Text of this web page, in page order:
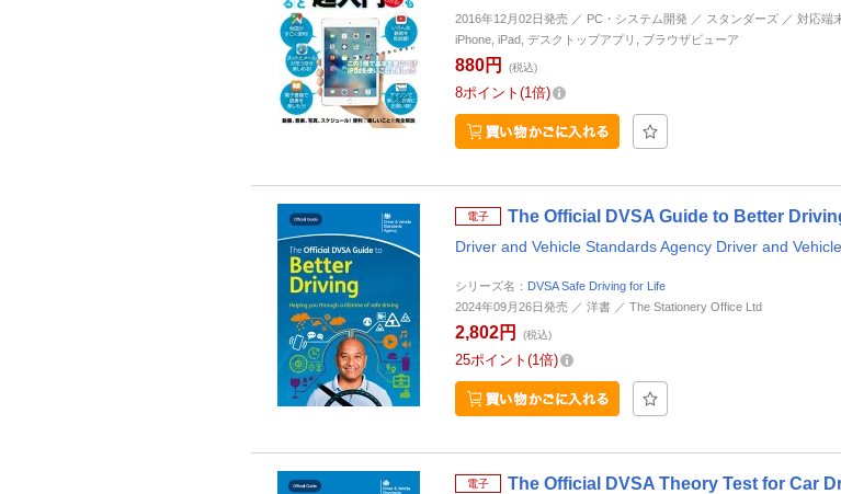
2016年12月02日発売 ／ PC・システム開発 ／ スタンダーズ ／ 対応端
iPhone, iPad, デスクトップアプリ, ブラウザビューア
880円 (税込)
8ポイント 1倍
電子 The Official DVSA Guide to Better
Driver and Vehicle Standards Agency Driver and
シリーズ名： DVSA Safe Driving for Life
2024年09月26日発売 ／ 洋書 ／ The Stationery Office Ltd
2,802円 (税込)
25ポイント 1倍
電子 The Official DVSA Theory Test for Car